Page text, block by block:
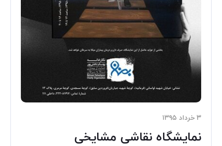
۳ خرداد ۱۳۹۵
نمایشگاه نقاشی مشایخی